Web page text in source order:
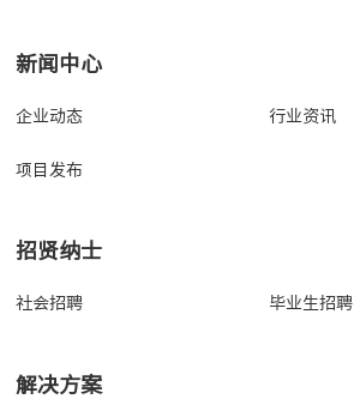
新闻中心
企业动态 行业资讯
项目发布
招贤纳士
社会招聘 毕业生招聘
解决方案